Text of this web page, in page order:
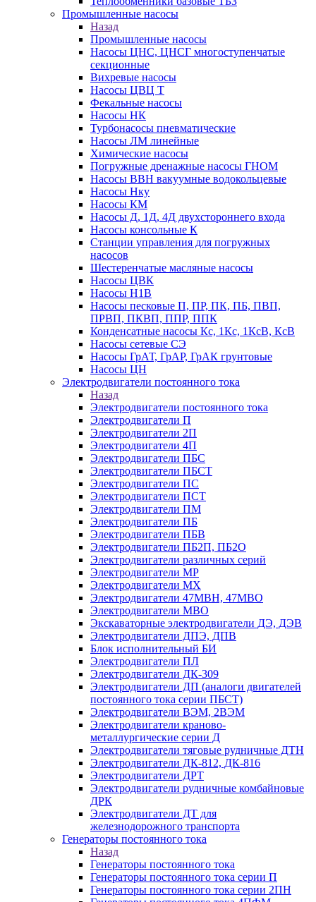
Промышленные насосы
Назад
Промышленные насосы
Насосы ЦНС, ЦНСГ многоступенчатые
секционные
Вихревые насосы
Насосы ЦВЦ Т
Фекальные насосы
Насосы НК
Турбонасосы пневматические
Насосы ЛМ линейные
Химические насосы
Погружные дренажные насосы ГНОМ
Насосы ВВН вакуумные водокольцевые
Насосы Нку
Насосы КМ
Насосы Д, 1Д, 4Д двухстороннего входа
Насосы консольные К
Станции управления для погружных
насосов
Шестеренчатые масляные насосы
Насосы ЦВК
Насосы Н1В
Насосы песковые П, ПР, ПК, ПБ, ПВП,
ПРВП, ПКВП, ППР, ППК
Конденсатные насосы Кс, 1Кс, 1КсВ, КсВ
Насосы сетевые СЭ
Насосы ГрАТ, ГрАР, ГрАК грунтовые
Насосы ЦН
Электродвигатели постоянного тока
Назад
Электродвигатели постоянного тока
Электродвигатели П
Электродвигатели 2П
Электродвигатели 4П
Электродвигатели ПБС
Электродвигатели ПБСТ
Электродвигатели ПС
Электродвигатели ПСТ
Электродвигатели ПМ
Электродвигатели ПБ
Электродвигатели ПБВ
Электродвигатели ПБ2П, ПБ2О
Электродвигатели различных серий
Электродвигатели МР
Электродвигатели MX
Электродвигатели 47MBH, 47МВО
Электродвигатели MBO
Экскаваторные электродвигатели ДЭ, ДЭВ
Электродвигатели ДПЭ, ДПВ
Блок исполнительный БИ
Электродвигатели ПЛ
Электродвигатели ДК-309
Электродвигатели ДП (аналоги двигателей
постоянного тока серии ПБСТ)
Электродвигатели ВЭМ, 2ВЭМ
Электродвигатели краново-
металлургические серии Д
Электродвигатели тяговые рудничные ДТН
Электродвигатели ДК-812, ДК-816
Электродвигатели ДРТ
Электродвигатели рудничные комбайновые
ДРК
Электродвигатели ДТ для
железнодорожного транспорта
Генераторы постоянного тока
Назад
Генераторы постоянного тока
Генераторы постоянного тока серии П
Генераторы постоянного тока серии 2ПН